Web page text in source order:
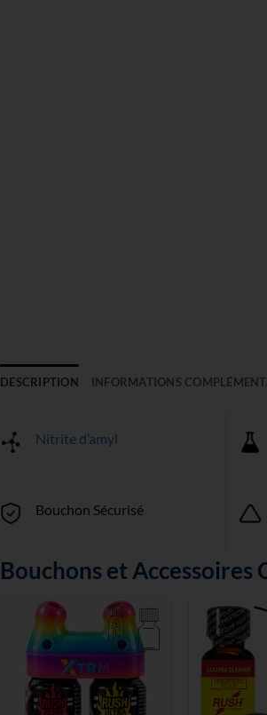
DESCRIPTION INFORMATIONS
Nitrite d’amyl
Bouchon Sécurisé
Bouchons et Accessoires